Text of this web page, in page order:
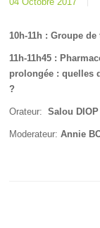
10h-11h : Groupe
11h-11h45 :
prolongée : quelles
?
Orateur: Salou DIOP
Moderateur:Annie